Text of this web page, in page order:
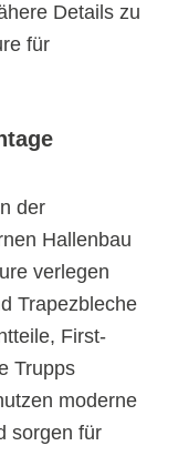
Details zu
für
der
Hallenbau
verlegen
Trapezbleche
First-
Trupps
moderne
sorgen für